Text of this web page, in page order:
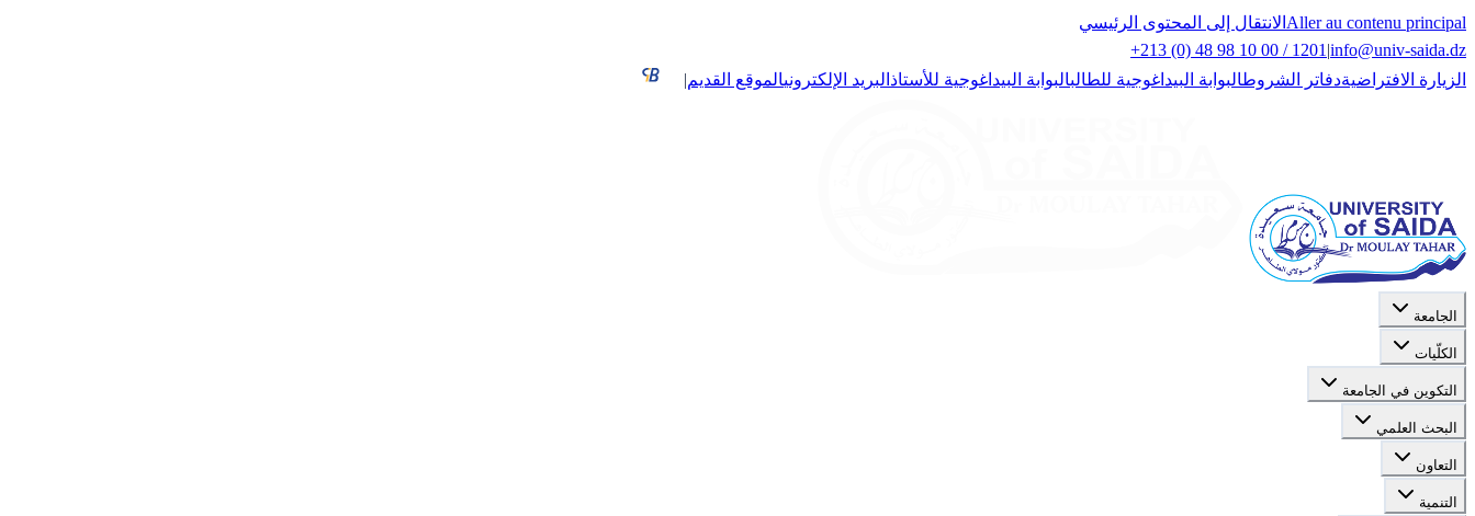
Aller au contenu principal الانتقال إلى المحتوى الرئيسي
info@univ-saida.dz
|
+213 (0) 48 98 10 00 / 1201
الزيارة الافتراضيةدفاتر الشروطالبوابة البيداغوجية للطالبالبوابة البيداغوجية للأستاذ البريد الإلكترونيالموقع القديم|
الجامعة
الكلّيات
التكوين في الجامعة
البحث العلمي
التعاون
التنمية